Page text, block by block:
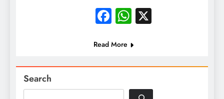
Facebook
WhatsApp
X
Read More
Search